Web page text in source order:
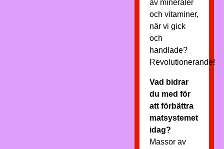
av mineraler
och vitaminer,
när vi gick
och
handlade?
Revolutionerande!
Vad bidrar
du med för
att förbättra
matsystemet
idag?
Massor av